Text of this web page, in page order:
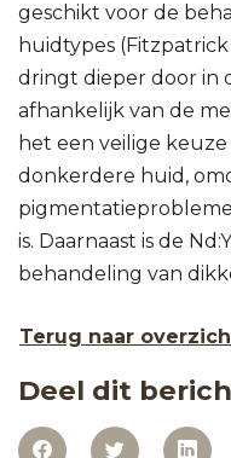
geschikt voor de
huidtypes
dringt dieper door in
afhankelijk van de
het een veilige
donkerdere huid,
is. Daarnaast is de
behandeling van
Terug naar
Deel dit